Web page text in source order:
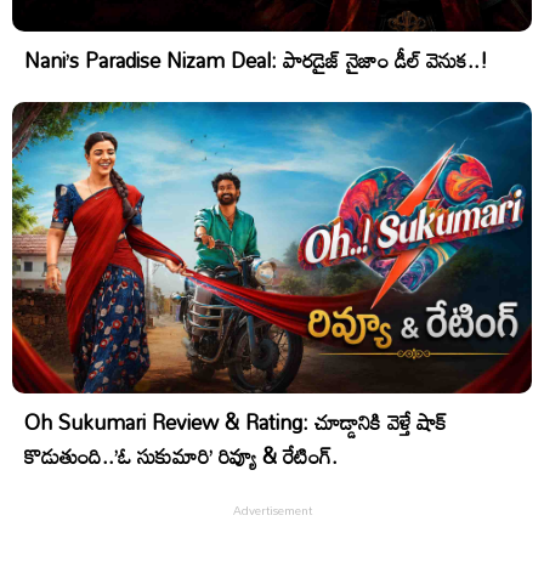
Nani’s Paradise Nizam Deal: పారడైజ్ నైజాం డీల్ వెనుక..!
Oh Sukumari Review & Rating: చూడ్డానికి వెళ్తే షాక్
కొడుతుంది..’ఓ సుకుమారి’ రివ్యూ & రేటింగ్.